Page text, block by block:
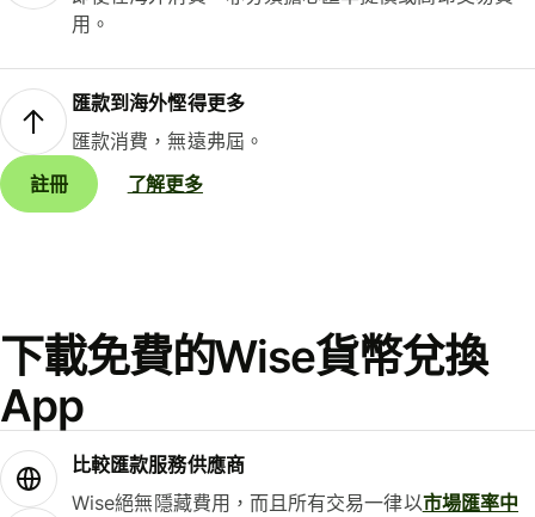
用。
匯款到海外慳得更多
匯款消費，無遠弗屆。
註冊
了解更多
下載免費的Wise貨幣兌換
App
比較匯款服務供應商
Wise絕無隱藏費用，而且所有交易一律以市場匯率中